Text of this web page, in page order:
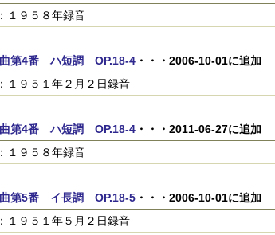
１９５８年録音
曲第4番 ハ短調 OP.18-4・・・2006-10-01に追加
１９５１年２月２日録音
曲第4番 ハ短調 OP.18-4・・・2011-06-27に追加
１９５８年録音
曲第5番 イ長調 OP.18-5・・・2006-10-01に追加
１９５１年５月２日録音